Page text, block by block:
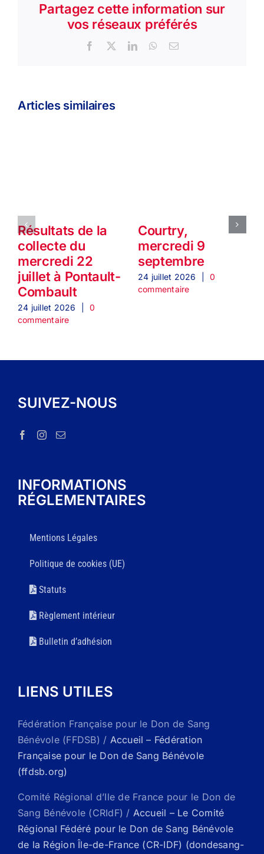
Partagez cette information sur
vos réseaux préférés
Facebook
X LinkedInWhatsApp
Email
Articles similaires
Résultats de la
collecte du
mercredi 22
juillet à Pontault-
Combault
24 juillet 2026
0
commentaire
Courtry,
mercredi 9
septembre
24 juillet 2026
0
commentaire
SUIVEZ-NOUS
INFORMATIONS
RÉGLEMENTAIRES
Mentions Légales
Politique de cookies (UE)
Statuts
Règlement intérieur
Bulletin d’adhésion
LIENS UTILES
Fédération Française pour le Don de Sang
Bénévole (FFDSB) / Accueil – Fédération
Française pour le Don de Sang Bénévole
(ffdsb.org)
Comité Régional d’Ile de France pour le Don de
Sang Bénévole (CRIdF) / Accueil – Le Comité
Régional Fédéré pour le Don de Sang Bénévole
de la Région Île-de-France (CR-IDF) (dondesang-